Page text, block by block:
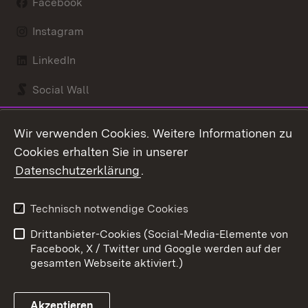
Instagram
LinkedIn
Social Wall
Kontakt
Barrierefreiheit
Impressum
Cookies
Wir verwenden Cookies. Weitere Informationen zu
Cookies erhalten Sie in unserer
Datenschutzerklärung.
Technisch notwendige Cookies
Drittanbieter-Cookies (Social-Media-Elemente von
Facebook, X / Twitter und Google werden auf der
gesamten Webseite aktiviert.)